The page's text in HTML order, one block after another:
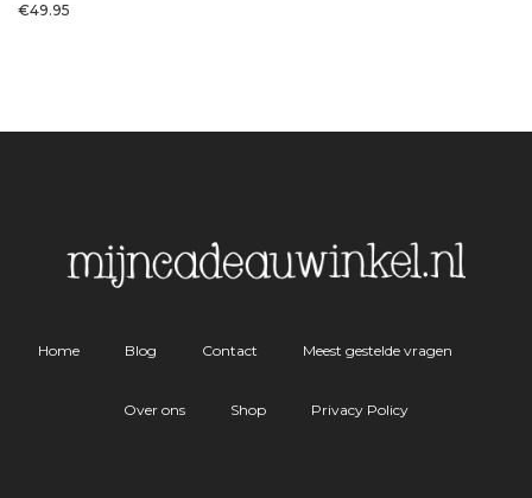
€49.95
Home Blog Contact Meest gestelde vragen
Over ons Shop Privacy Policy